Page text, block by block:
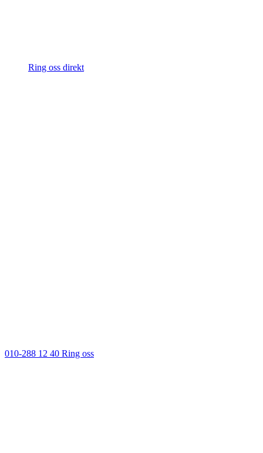
Ring oss direkt
010-288 12 40 Ring oss